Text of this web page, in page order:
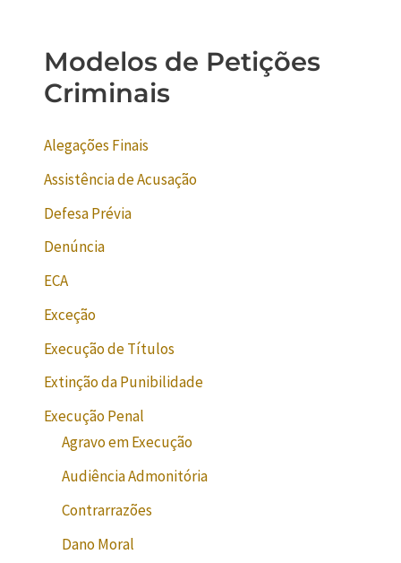
Modelos de Petições
Criminais
Alegações Finais
Assistência de Acusação
Defesa Prévia
Denúncia
ECA
Exceção
Execução de Títulos
Extinção da Punibilidade
Execução Penal
Agravo em Execução
Audiência Admonitória
Contrarrazões
Dano Moral